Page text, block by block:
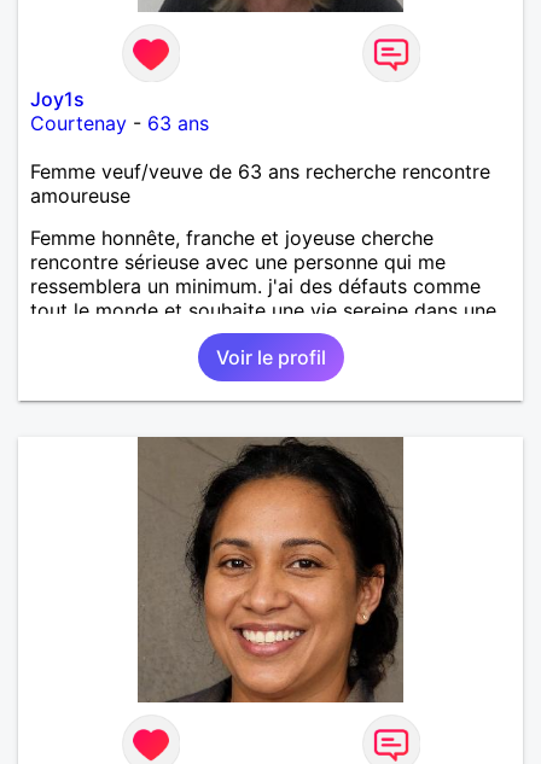
Joy1s
Courtenay - 63 ans
Femme veuf/veuve de 63 ans recherche rencontre
amoureuse
Femme honnête, franche et joyeuse cherche
rencontre sérieuse avec une personne qui me
ressemblera un minimum. j'ai des défauts comme
tout le monde et souhaite une vie sereine dans une
relation sur du long terme.
Voir le profil